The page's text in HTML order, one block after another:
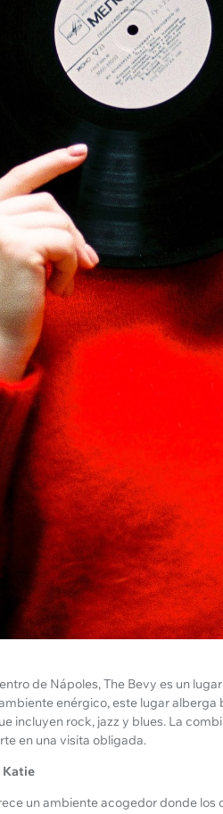
de Nápoles, The Bevy es un
enérgico, este lugar
incluyen rock, jazz y blues. La
en una visita obligada.
Katie
un ambiente acogedor donde